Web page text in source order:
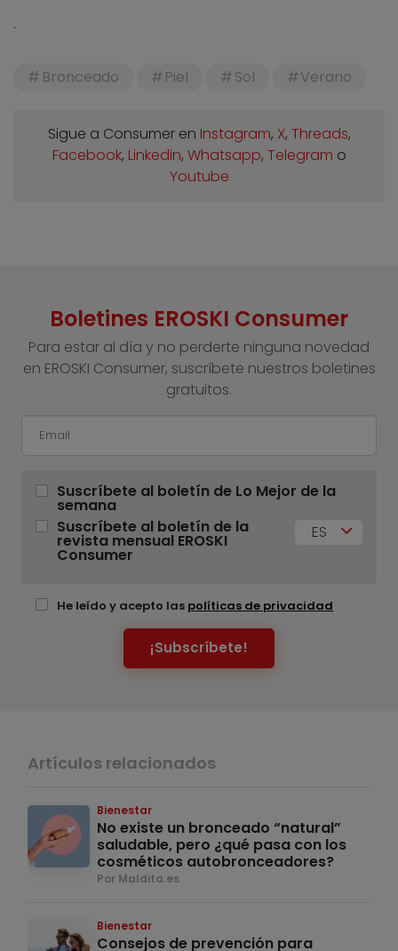
.
Bronceado Piel Sol Verano
Sigue a Consumer en Instagram, X, Threads,
Facebook, Linkedin, Whatsapp, Telegram o
Youtube
Boletines EROSKI Consumer
Para estar al día y no perderte ninguna novedad
en EROSKI Consumer, suscríbete nuestros boletines
gratuitos.
Suscríbete al boletín de Lo Mejor de la
semana
Suscríbete al boletín de la
revista mensual EROSKI
Consumer
ES
He leído y acepto las políticas de privacidad
¡Subscríbete!
Artículos relacionados
Bienestar
No existe un bronceado “natural”
saludable, pero ¿qué pasa con los
cosméticos autobronceadores?
Por Maldita.es
Bienestar
Consejos de prevención para